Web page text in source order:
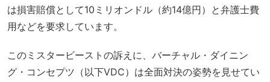
は損害賠償として10ミリオンドル（約14億円）と弁護士費
用などを要求しています。
このミスタービーストの訴えに、バーチャル・ダイニン
グ・コンセプツ（以下VDC）は全面対決の姿勢を見せてい